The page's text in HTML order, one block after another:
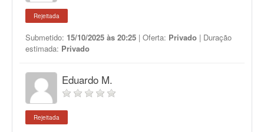
Rejeitada
Submetido: 15/10/2025 às 20:25 | Oferta: Privado | Duração
estimada: Privado
Eduardo M.
Rejeitada